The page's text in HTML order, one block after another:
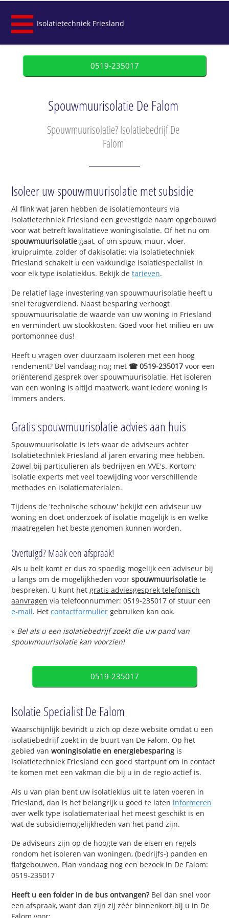
Isolatietechniek Friesland
0519-235017
Spouwmuurisolatie De Falom
Spouwmuurisolatie? Isolatiebedrijf De
Falom
Isoleer uw spouwmuurisolatie met subsidie
Al flink wat jaren hebben de isolatiemonteurs via
Isolatietechniek Friesland een gevestigde naam opgebouwd
voor wat betreft kwalitatieve woningisolatie. Of het nu om
spouwmuurisolatie gaat, of om spouw, muur, vloer,
kruipruimte, zolder of dakisolatie; via Isolatietechniek
Friesland schakelt u een vakkundige isolatiespecialist in
voor elk type isolatieklus. Bekijk detarieven.
De relatief lage investering van spouwmuurisolatie heeft u
snel terugverdiend. Naast besparing verhoogt
spouwmuurisolatie de waarde van uw woning in Friesland
en vermindert uw stookkosten. Goed voor het milieu en uw
portomonnee dus!
Heeft u vragen over duurzaam isoleren met een hoog
rendement? Bel vandaag nog met ☎ 0519-235017 voor een
oriënterend gesprek over spouwmuurisolatie. Het isoleren
van een woning is altijd maatwerk, want iedere woning is
immers anders.
Gratis spouwmuurisolatie advies aan huis
Spouwmuurisolatie is iets waar de adviseurs achter
Isolatietechniek Friesland al jaren ervaring mee hebben.
Zowel bij particulieren als bedrijven en VVE's. Kortom;
isolatie experts met veel toewijding voor verschillende
methodes en isolatiematerialen.
Tijdens de 'technische schouw' bekijkt een adviseur uw
woning en doet onderzoek of isolatie mogelijk is en welke
maatregelen het beste genomen kunnen worden.
Overtuigd? Maak een afspraak!
Als u belt komt er dus zo spoedig mogelijk een adviseur bij
u langs om de mogelijkheden voorspouwmuurisolatie te
bespreken. U kunt hetgratis adviesgesprek telefonisch
aanvragen via telefoonnummer: 0519-235017 of stuur een
e-mail. Hetcontactformulier gebruiken kan ook.
» Bel als u een isolatiebedrijf zoekt die uw pand van
spouwmuurisolatie kan voorzien!
0519-235017
Isolatie Specialist De Falom
Waarschijnlijk bevindt u zich op deze website omdat u een
isolatiebedrijf zoekt in de buurt van De Falom. Op het
gebied vanwoningisolatie en energiebesparing is
Isolatietechniek Friesland een goed startpunt om in contact
te komen met een vakman die bij u in de regio actief is.
Als u van plan bent uw isolatieklus uit te laten voeren in
Friesland, dan is het belangrijk u goed te laten informeren
over welk type isolatiemateriaal het meest geschikt is en
wat de subsidiemogelijkheden van het pand zijn.
De adviseurs zijn op de hoogte van de eisen en regels
rondom het isoleren van woningen, (bedrijfs-) panden en
flatgebouwen. Plan vandaag nog een bezoek in De Falom:
0519-235017
Heeft u een folder in de bus ontvangen?Bel dan snel voor
een afspraak, want dan zijn zij zéér binnenkort bij u in De